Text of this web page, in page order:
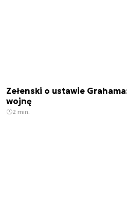
Zełenski o ustawie
wojnę
2 min.